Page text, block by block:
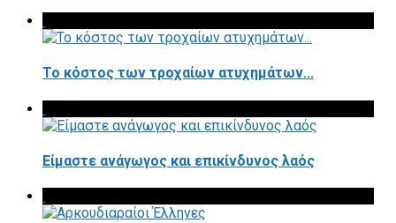
Το κόστος των τροχαίων ατυχημάτων...
Είμαστε ανάγωγος και επικίνδυνος λαός